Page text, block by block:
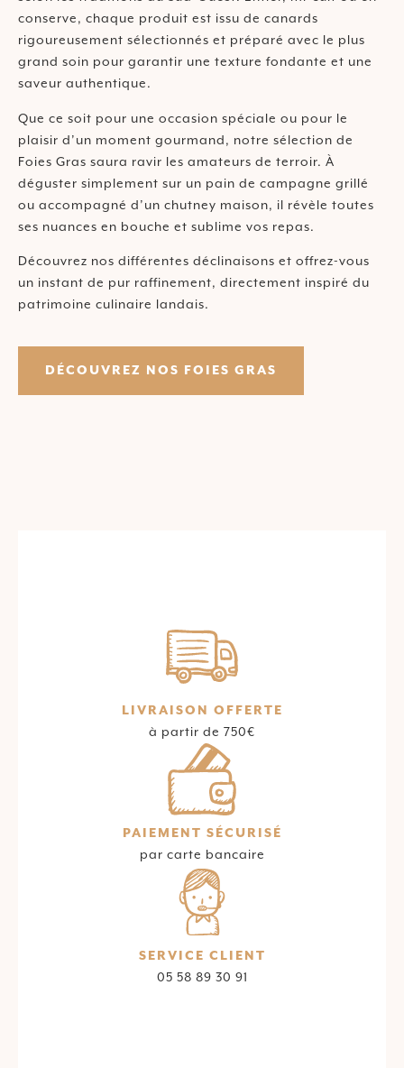
conserve, chaque produit est issu de canards
rigoureusement sélectionnés et préparé avec le plus
grand soin pour garantir une texture fondante et une
saveur authentique.
Que ce soit pour une occasion spéciale ou pour le
plaisir d’un moment gourmand, notre sélection de
Foies Gras saura ravir les amateurs de terroir. À
déguster simplement sur un pain de campagne grillé
ou accompagné d’un chutney maison, il révèle toutes
ses nuances en bouche et sublime vos repas.
Découvrez nos différentes déclinaisons et offrez-vous
un instant de pur raffinement, directement inspiré du
patrimoine culinaire landais.
DÉCOUVREZ NOS FOIES GRAS
LIVRAISON OFFERTE
à partir de 750€
PAIEMENT SÉCURISÉ
par carte bancaire
SERVICE CLIENT
05 58 89 30 91